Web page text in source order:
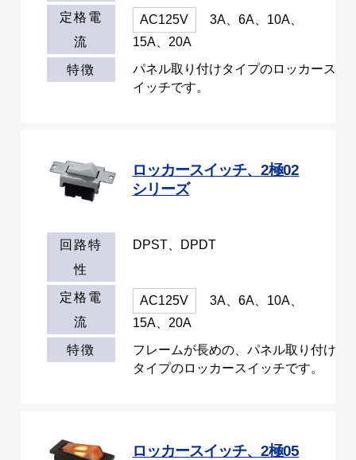
定格電
流
AC125V
3A、6A、10A、
15A、20A
特徴
パネル取り付けタイプのロッカース
イッチです。
ロッカースイッチ、2極02
シリーズ
回路特
性
DPST、DPDT
定格電
流
AC125V
3A、6A、10A、
15A、20A
特徴
フレームが長めの、パネル取り付け
タイプのロッカースイッチです。
ロッカースイッチ、2極05